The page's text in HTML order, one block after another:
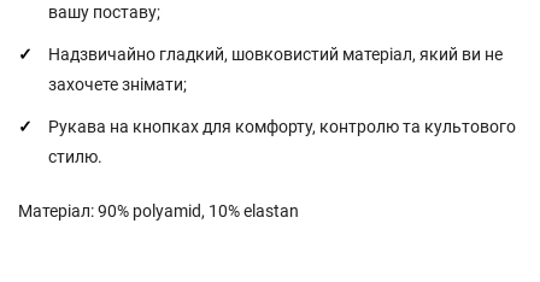
вашу поставу;
Надзвичайно гладкий, шовковистий матеріал, який ви не
захочете знімати;
Рукава на кнопках для комфорту, контролю та культового
стилю.
Матеріал: 90% polyamid, 10% elastan